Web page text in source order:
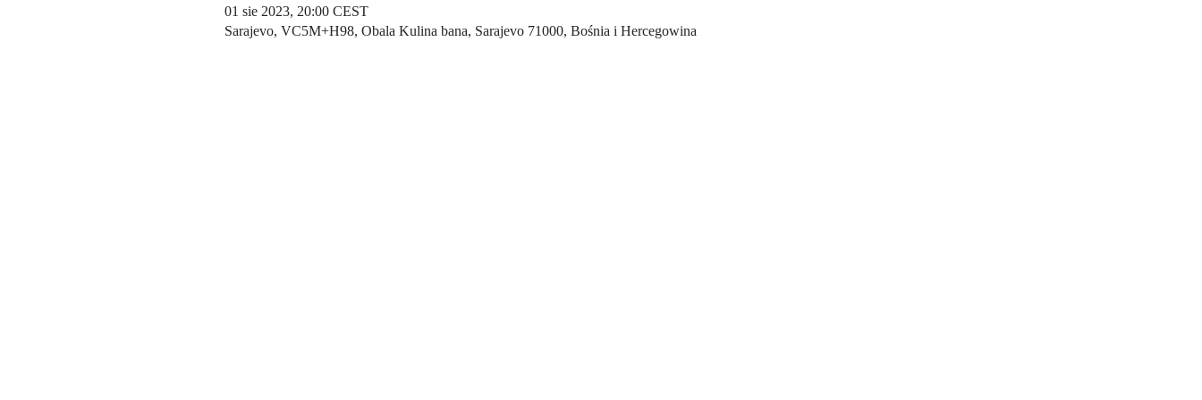
01 sie 2023, 20:00 CEST
Sarajevo, VC5M+H98, Obala Kulina bana, Sarajevo 71000, Bośnia i Hercegowina